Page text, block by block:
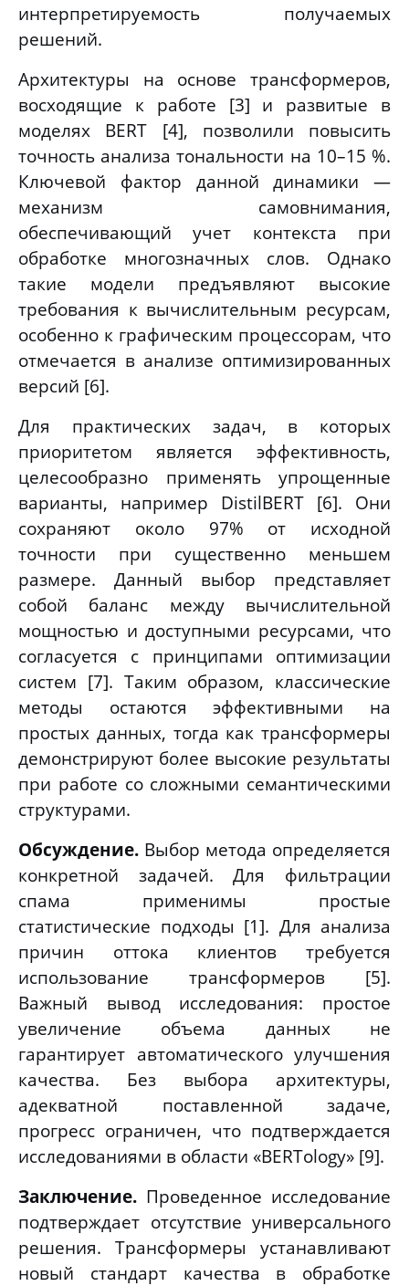
интерпретируемость получаемых
решений.
Архитектуры на основе трансформеров,
восходящие к работе [3] и развитые в
моделях BERT [4], позволили повысить
точность анализа тональности на 10–15 %.
Ключевой фактор данной динамики —
механизм самовнимания,
обеспечивающий учет контекста при
обработке многозначных слов. Однако
такие модели предъявляют высокие
требования к вычислительным ресурсам,
особенно к графическим процессорам, что
отмечается в анализе оптимизированных
версий [6].
Для практических задач, в которых
приоритетом является эффективность,
целесообразно применять упрощенные
варианты, например DistilBERT [6]. Они
сохраняют около 97% от исходной
точности при существенно меньшем
размере. Данный выбор представляет
собой баланс между вычислительной
мощностью и доступными ресурсами, что
согласуется с принципами оптимизации
систем [7]. Таким образом, классические
методы остаются эффективными на
простых данных, тогда как трансформеры
демонстрируют более высокие результаты
при работе со сложными семантическими
структурами.
Обсуждение. Выбор метода определяется
конкретной задачей. Для фильтрации
спама применимы простые
статистические подходы [1]. Для анализа
причин оттока клиентов требуется
использование трансформеров [5].
Важный вывод исследования: простое
увеличение объема данных не
гарантирует автоматического улучшения
качества. Без выбора архитектуры,
адекватной поставленной задаче,
прогресс ограничен, что подтверждается
исследованиями в области «BERTology» [9].
Заключение. Проведенное исследование
подтверждает отсутствие универсального
решения. Трансформеры устанавливают
новый стандарт качества в обработке